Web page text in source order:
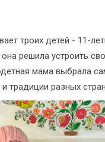
троих детей - 11-
решила устроить
мама выбрала
традиции разных